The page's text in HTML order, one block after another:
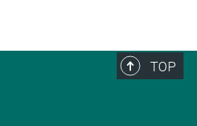
TOP